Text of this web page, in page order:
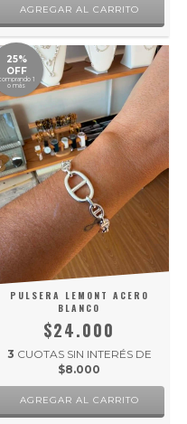
25%
OFF
1
o más
PULSERA LEMONT ACERO
BLANCO
$24.000
3 CUOTAS SIN INTERÉS DE
$8.000